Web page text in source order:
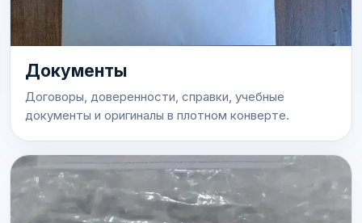
Документы
Договоры, доверенности, справки, учебные
документы и оригиналы в плотном конверте.